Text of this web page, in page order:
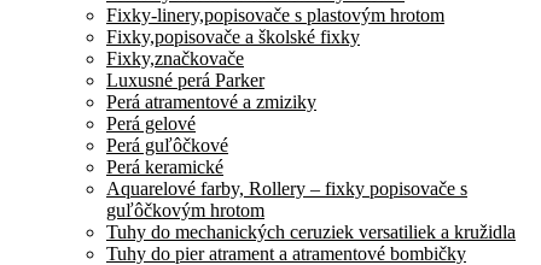
Fixky-linery,popisovače s plastovým hrotom
Fixky,popisovače a školské fixky
Fixky,značkovače
Luxusné perá Parker
Perá atramentové a zmiziky
Perá gelové
Perá guľôčkové
Perá keramické
Aquarelové farby, Rollery – fixky popisovače s
guľôčkovým hrotom
Tuhy do mechanických ceruziek versatiliek a kružidla
Tuhy do pier atrament a atramentové bombičky